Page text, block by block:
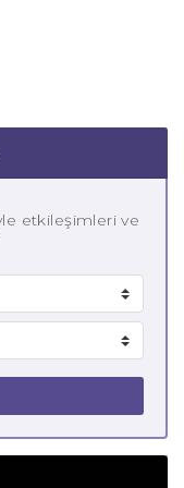
etkileşimleri ve